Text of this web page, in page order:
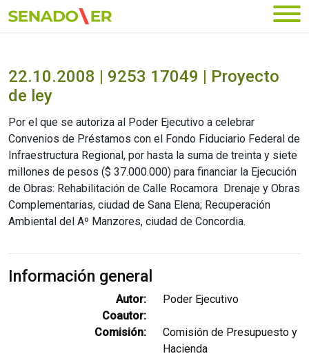
Ir al menú principal
22.10.2008 | 9253 17049 | Proyecto
de ley
Por el que se autoriza al Poder Ejecutivo a celebrar
Convenios de Préstamos con el Fondo Fiduciario Federal de
Infraestructura Regional, por hasta la suma de treinta y siete
millones de pesos ($ 37.000.000) para financiar la Ejecución
de Obras: Rehabilitación de Calle Rocamora  Drenaje y Obras
Complementarias, ciudad de Sana Elena; Recuperación
Ambiental del Aº Manzores, ciudad de Concordia.
Información general
Autor:
Poder Ejecutivo
Coautor:
Comisión:
Comisión de Presupuesto y
Hacienda